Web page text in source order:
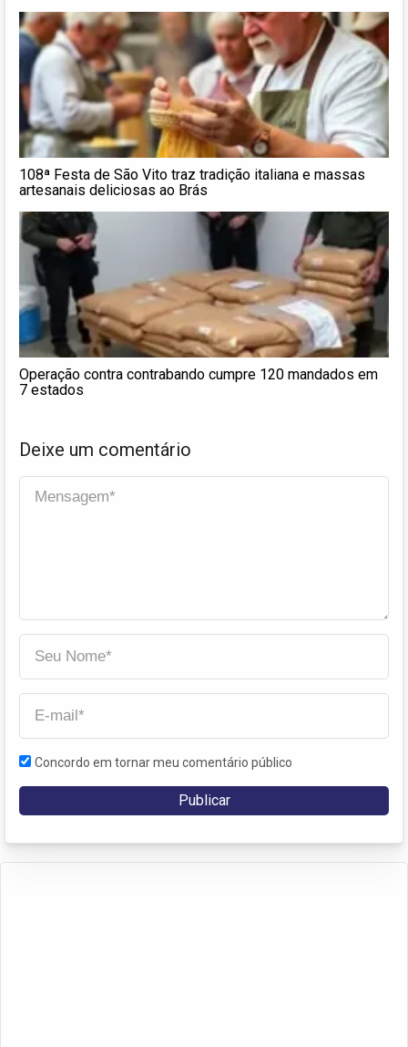
108ª Festa de São Vito traz tradição italiana e massas
artesanais deliciosas ao Brás
Operação contra contrabando cumpre 120 mandados em
7 estados
Deixe um comentário
Concordo em tornar meu comentário público